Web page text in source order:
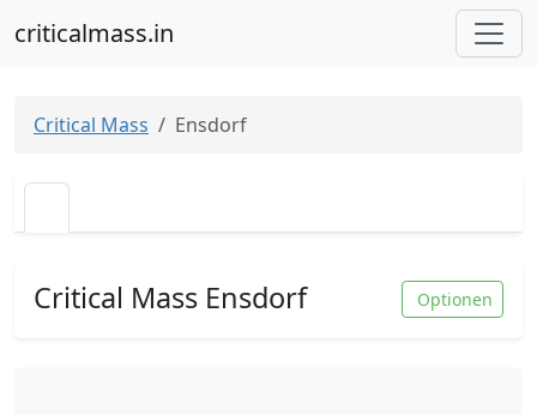
criticalmass.in
Critical Mass Ensdorf
Critical Mass Ensdorf Optionen